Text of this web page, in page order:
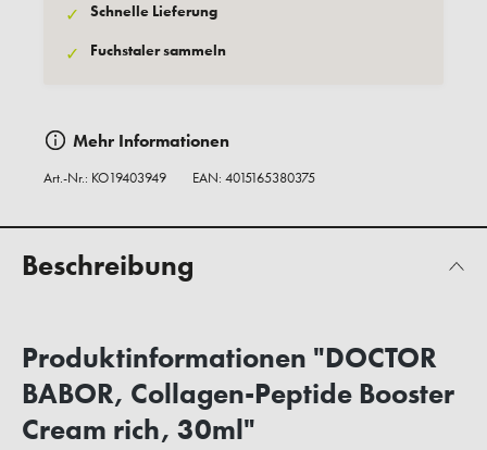
✓ Schnelle Lieferung
✓ Fuchstaler sammeln
Mehr Informationen
Art.-Nr.: KO19403949 EAN: 4015165380375
Beschreibung
Produktinformationen "DOCTOR
BABOR, Collagen-Peptide Booster
Cream rich, 30ml"